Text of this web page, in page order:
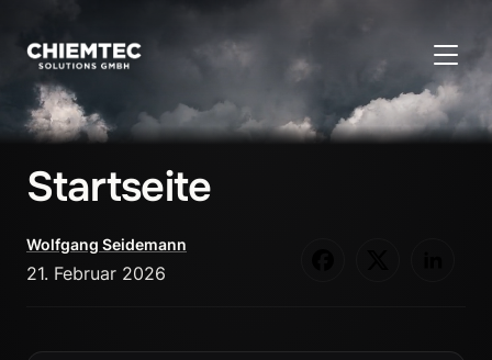
Startseite
Wolfgang Seidemann
21. Februar 2026